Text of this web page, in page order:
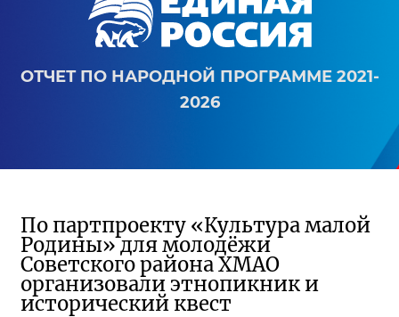
ОТЧЕТ ПО НАРОДНОЙ ПРОГРАММЕ 2021-
2026
По партпроекту «Культура малой
Родины» для молодёжи
Советского района ХМАО
организовали этнопикник и
исторический квест